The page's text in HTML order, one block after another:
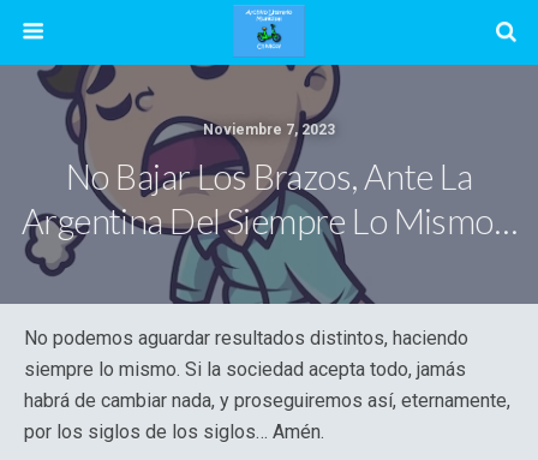
Noviembre 7, 2023
No Bajar Los Brazos, Ante La
Argentina Del Siempre Lo Mismo…
No podemos aguardar resultados distintos, haciendo
siempre lo mismo. Si la sociedad acepta todo, jamás
habrá de cambiar nada, y proseguiremos así, eternamente,
por los siglos de los siglos… Amén.